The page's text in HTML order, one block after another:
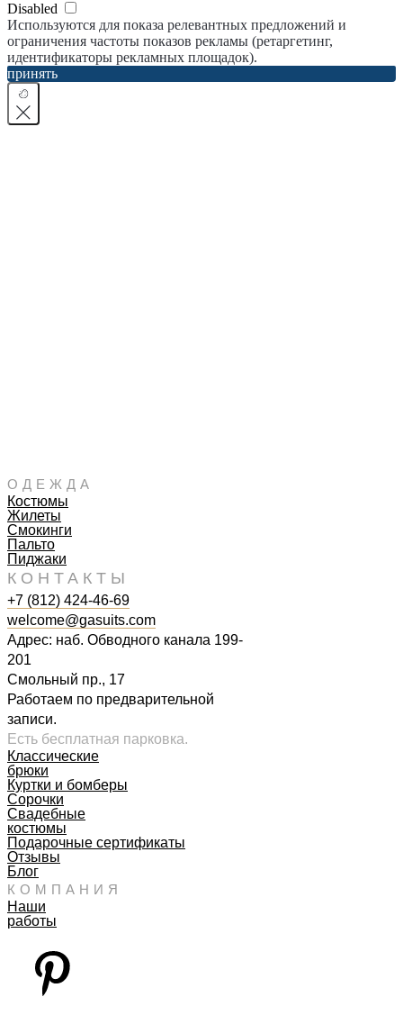
ОДЕЖДА
Костюмы
Жилеты
Смокинги
Пальто
Пиджаки
КОНТАКТЫ
+7 (812) 424-46-69
welcome@gasuits.com
Адрес: наб. Обводного канала 199-
201
Смольный пр., 17
Работаем по предварительной
записи.
Есть бесплатная парковка.
Классические
брюки
Куртки и бомберы
Сорочки
Свадебные
костюмы
Подарочные сертификаты
Отзывы
Блог
КОМПАНИЯ
Наши
работы
Disabled
Используются для показа релевантных предложений и
ограничения частоты показов рекламы (ретаргетинг,
идентификаторы рекламных площадок).
принять